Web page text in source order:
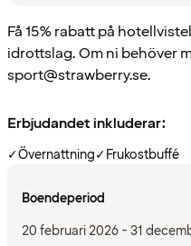
Få 15% rabatt på
idrottslag. Om ni behöver
sport@strawberry.se.
Erbjudandet inkluderar:
✓Övernattning✓Frukostbuffé
Boendeperiod
20 februari 2026 - 31